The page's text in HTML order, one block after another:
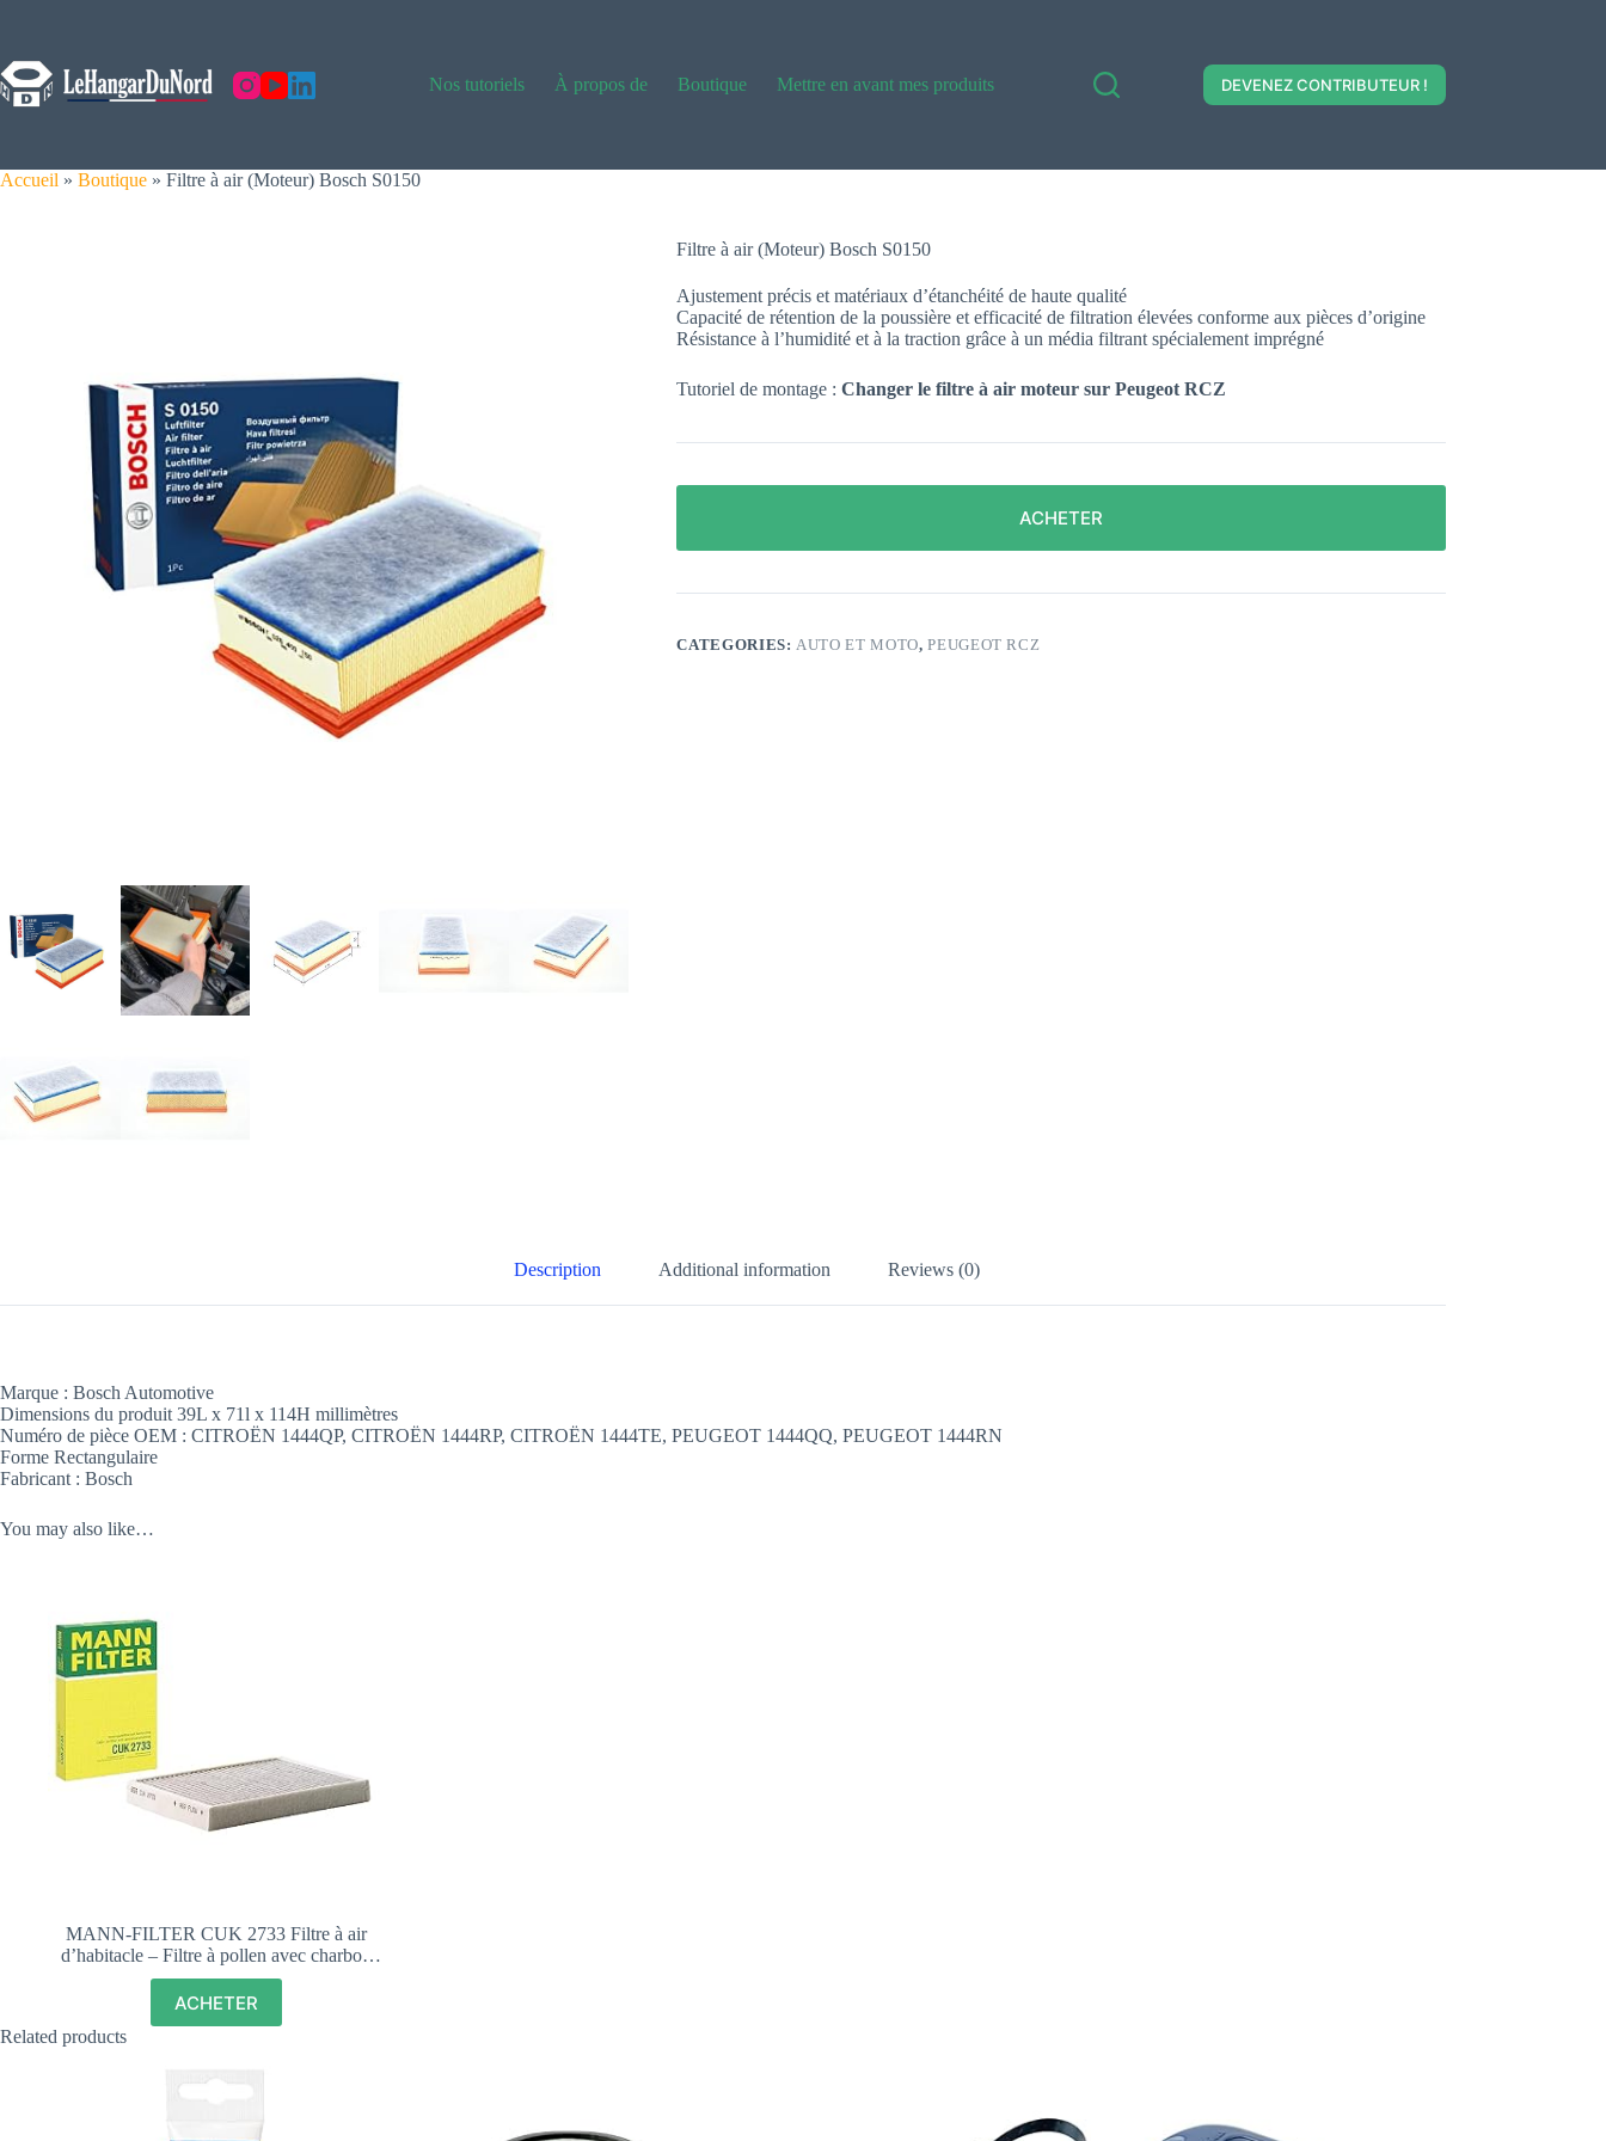
Nos tutoriels
À propos de Boutique Mettre en avant mes produits DEVENEZ CONTRIBUTEUR !
Accueil » Boutique » Filtre à air (Moteur) Bosch S0150
Filtre à air (Moteur) Bosch S0150
Ajustement précis et matériaux d’étanchéité de haute qualité
Capacité de rétention de la poussière et efficacité de filtration élevées conforme aux pièces d’origine
Résistance à l’humidité et à la traction grâce à un média filtrant spécialement imprégné
Tutoriel de montage :Changer le filtre à air moteur sur Peugeot RCZ
ACHETER
CATEGORIES:AUTO ET MOTO,PEUGEOT RCZ
Description Additional information Reviews (0)
Marque : Bosch Automotive
Dimensions du produit 39L x 71l x 114H millimètres
Numéro de pièce OEM : CITROËN 1444QP, CITROËN 1444RP, CITROËN 1444TE, PEUGEOT 1444QQ, PEUGEOT 1444RN
Forme Rectangulaire
Fabricant : Bosch
You may also like…
MANN-FILTER CUK 2733 Filtre à air
d’habitacle – Filtre à pollen avec charbon
actif
ACHETER
Related products